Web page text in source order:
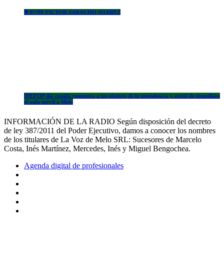
✟ 07/08 VICTOR SARACHO SOAREZ
INEFOP dio rápida respuesta a un planteo de la intendencia y envió de inmediato
el aula móvil a Melo
INFORMACIÓN DE LA RADIO Según disposición del decreto
de ley 387/2011 del Poder Ejecutivo, damos a conocer los nombres
de los titulares de La Voz de Melo SRL: Sucesores de Marcelo
Costa, Inés Martínez, Mercedes, Inés y Miguel Bengochea.
Agenda digital de profesionales